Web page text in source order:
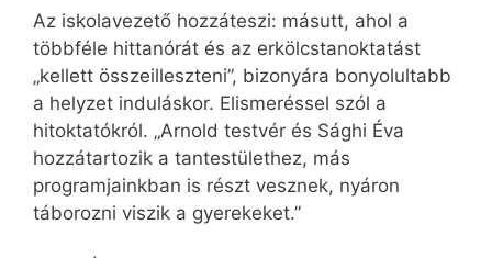
Az iskolavezető hozzáteszi: másutt, ahol a
többféle hittanórát és az erkölcstanoktatást
„kellett összeilleszteni”, bizonyára bonyolultabb
a helyzet induláskor. Elismeréssel szól a
hitoktatókról. „Arnold testvér és Sághi Éva
hozzátartozik a tantestülethez, más
programjainkban is részt vesznek, nyáron
táborozni viszik a gyerekeket.”